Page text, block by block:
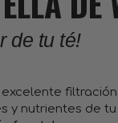
de tu té!
excelente
y nutrientes de tu